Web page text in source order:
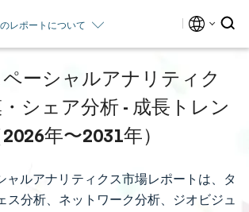
のレポートについて
ーシャルアナリティク
シェア分析 - 成長トレン
年〜2031年）
ャルアナリティクス市場レポートは、タ
ス分析、ネットワーク分析、ジオビジュ